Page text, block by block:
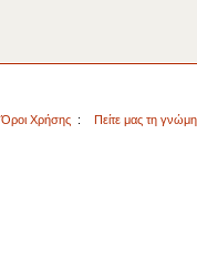
Όροι Χρήσης : Πείτε μας τη